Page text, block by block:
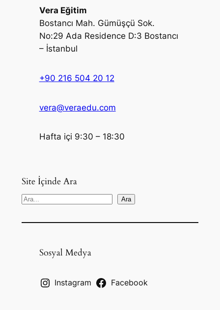
Vera Eğitim
Bostancı Mah. Gümüşçü Sok.
No:29 Ada Residence D:3 Bostancı
– İstanbul
+90 216 504 20 12
vera@veraedu.com
Hafta içi 9:30 – 18:30
Site İçinde Ara
S
a
Ara
Sosyal Medya
Instagram Facebook